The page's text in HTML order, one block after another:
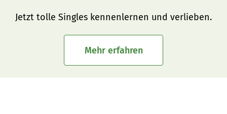
Jetzt tolle Singles kennenlernen und verlieben.
Mehr erfahren